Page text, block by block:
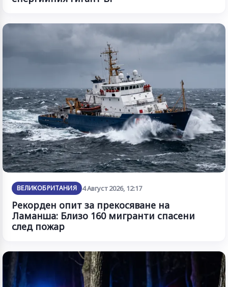
ВЕЛИКОБРИТАНИЯ 4 Август 2026, 12:17
Рекорден опит за прекосяване на
Ламанша: Близо 160 мигранти спасени
след пожар